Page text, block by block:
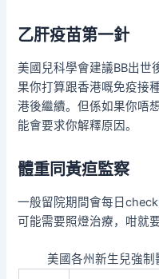
乙肝疫苗第一針
美國兒科學會建議BB出世
果你打算跟香港嘅免疫接
港後繼續。但係如果你唔
能會要求你解釋原因。
體重同黃疸監察
一般留院期間會每日
可能需要照燈治療，咁就
美國各州新生兒強制